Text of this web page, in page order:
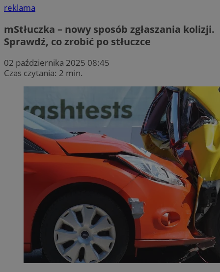
reklama
mStłuczka – nowy sposób zgłaszania kolizji.
Sprawdź, co zrobić po stłuczce
02 października 2025 08:45
Czas czytania: 2 min.